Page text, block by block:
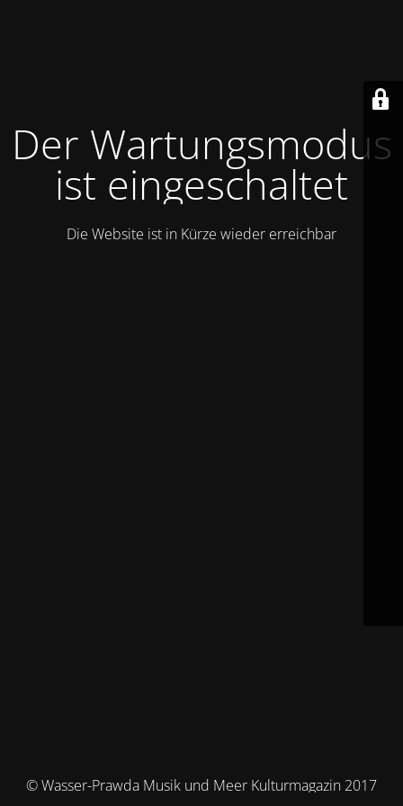
Der Wartungsmodus
ist eingeschaltet
Die Website ist in Kürze wieder erreichbar
© Wasser-Prawda Musik und Meer Kulturmagazin 2017